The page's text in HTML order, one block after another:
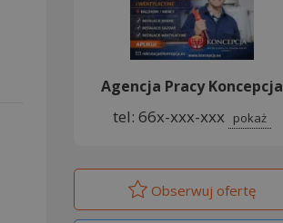
Agencja Pracy Koncepcja
tel: 66x-xxx-xxx pokaż
Obserwuj ofertę